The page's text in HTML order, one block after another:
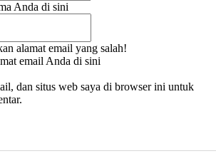
Anda di sini
alamat email yang salah!
email Anda di sini
dan situs web saya di browser ini untuk